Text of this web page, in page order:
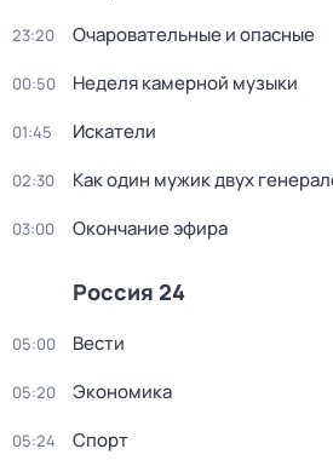
23:20 Очаровательные и опасные
00:50 Неделя камерной музыки
01:45 Искатели
02:30 Как один мужик двух
03:00 Окончание эфира
Россия 24
05:00 Вести
05:20 Экономика
05:24 Спорт